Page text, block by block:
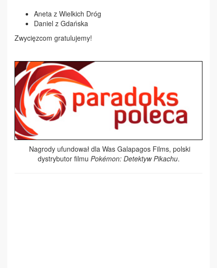
Aneta z Wielkich Dróg
Daniel z Gdańska
Zwycięzcom gratulujemy!
Nagrody ufundował dla Was Galapagos Films, polski
dystrybutor filmu Pokémon: Detektyw Pikachu.